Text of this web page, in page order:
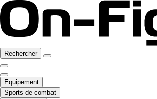
Rechercher
Equipement
Sports de combat